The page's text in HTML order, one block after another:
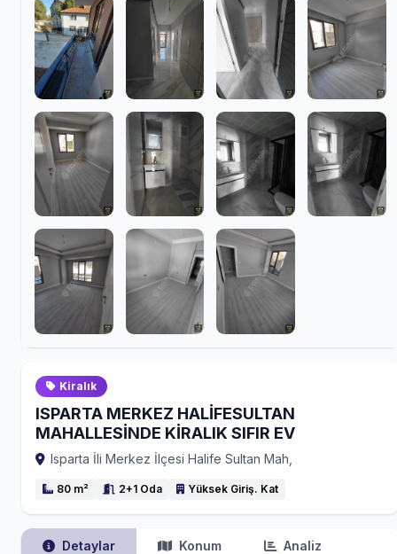
Kiralık
ISPARTA MERKEZ HALİFESULTAN
MAHALLESİNDE KİRALIK SIFIR EV
Isparta İli Merkez İlçesi Halife Sultan Mah,
80 m² 2+1 Oda Yüksek Giriş. Kat
Detaylar Konum Analiz